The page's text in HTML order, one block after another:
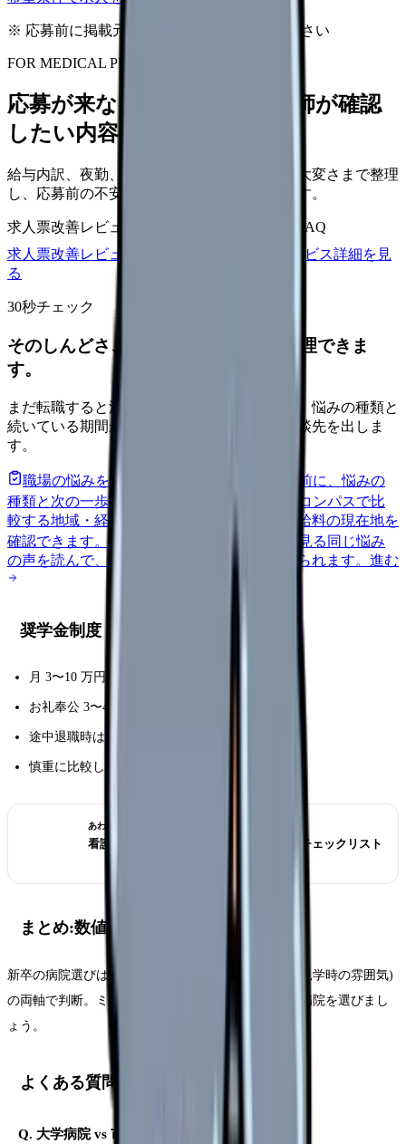
※ 応募前に掲載元の最新情報を確認してください
FOR MEDICAL PROVIDERS
応募が来ない求人票を、看護師が確認
したい内容に直せます
給与内訳、夜勤、休日、教育、職場の正直な大変さまで整理
し、応募前の不安を減らす求人票へ改善します。
求人票改善レビュー
応募前FAQ
求人票改善レビューの見積もりを依頼
サービス詳細を見
る
30秒チェック
そのしんどさ、転職すべきサインか整理できま
す。
まだ転職すると決めていなくても大丈夫です。悩みの種類と
続いている期間から、次に見るべき記事と相談先を出しま
す。
職場の悩みを30秒で診断
辞めるべきか迷う前に、悩みの
種類と次の一歩を整理します。
給料コンパスで比
較する地域・経験年数・施設形態から、今の給料の現在地を
確認できます。
匿名掲示板で本音を見る 同じ悩み
の声を読んで、今の職場だけの問題か確かめられます。 進む
奨学金制度
月 3〜10 万円の貸与型
お礼奉公 3〜4 年で返済免除
途中退職時は一括返済リスク
慎重に比較し、長期勤続できる病院を選ぶ
あわせて読みたい
看護師 1 年目で辞めたい｜決断前に見るチェックリスト
まとめ:数値と現場感の両方で
新卒の病院選びは数値(離職率・配置基準)と現場感(見学時の雰囲気)
の両軸で判断。ミスマッチでも 3 年以上勤務できる病院を選びまし
ょう。
よくある質問
Q. 大学病院 vs 市中病院 どっちがいい?